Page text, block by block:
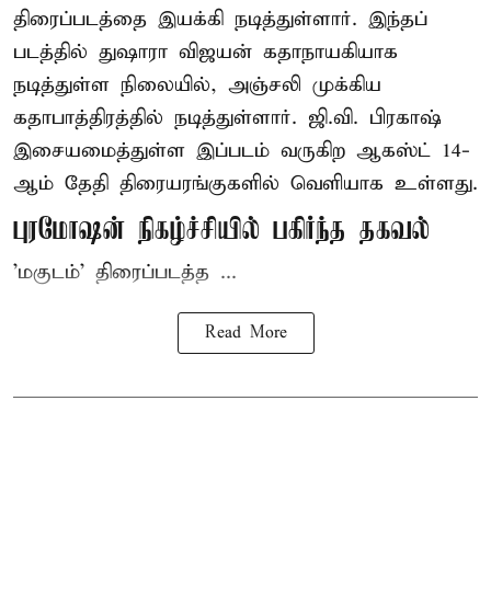
திரைப்படத்தை இயக்கி நடித்துள்ளார். இந்தப்
படத்தில் துஷாரா விஜயன் கதாநாயகியாக
நடித்துள்ள நிலையில், அஞ்சலி முக்கிய
கதாபாத்திரத்தில் நடித்துள்ளார். ஜி.வி. பிரகாஷ்
இசையமைத்துள்ள இப்படம் வருகிற ஆகஸ்ட் 14-
ஆம் தேதி திரையரங்குகளில் வெளியாக உள்ளது.
புரமோஷன் நிகழ்ச்சியில் பகிர்ந்த தகவல்
'மகுடம்' திரைப்படத்த ...
Read More